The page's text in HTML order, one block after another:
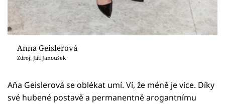
Anna Geislerová
Zdroj: Jiří Janoušek
Aňa Geislerová se oblékat umí. Ví, že méně je více. Díky
své hubené postavě a permanentně arogantnímu